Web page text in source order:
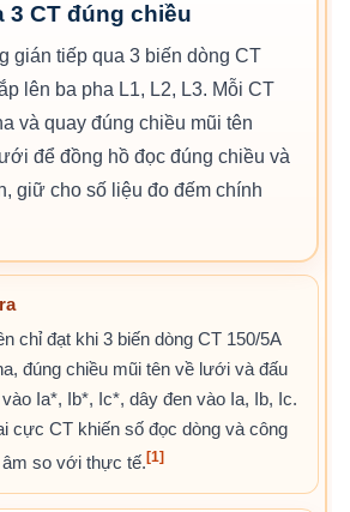
3 CT đúng chiều
gián tiếp qua 3 biến dòng CT
lên ba pha L1, L2, L3. Mỗi CT
và quay đúng chiều mũi tên
để đồng hồ đọc đúng chiều và
giữ cho số liệu đo đếm chính
chỉ đạt khi 3 biến dòng CT 150/5A
đúng chiều mũi tên về lưới và đấu
Ia*, Ib*, Ic*, dây đen vào Ia, Ib, Ic.
cực CT khiến số đọc dòng và công
so với thực tế. [1]